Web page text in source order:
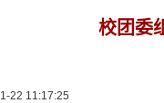
校团委
22 11:17:25